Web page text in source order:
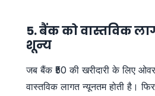
5. बैंक को वास्तविक
शून्य
जब बैंक ₹50 की खरीदारी के लिए
वास्तविक लागत न्यूनतम होती है।